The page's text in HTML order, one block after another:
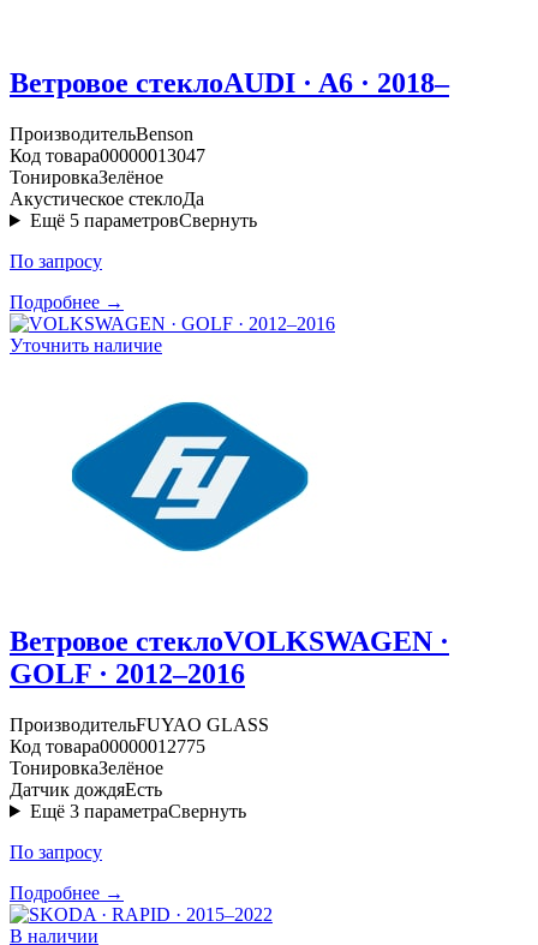
Ветровое стеклоAUDI · A6 · 2018–
ПроизводительBenson
Код товара00000013047
ТонировкаЗелёное
Акустическое стеклоДа
Ещё 5 параметровСвернуть
По запросу
Подробнее →
Уточнить наличие
Ветровое стеклоVOLKSWAGEN ·
GOLF · 2012–2016
ПроизводительFUYAO GLASS
Код товара00000012775
ТонировкаЗелёное
Датчик дождяЕсть
Ещё 3 параметраСвернуть
По запросу
Подробнее →
В наличии